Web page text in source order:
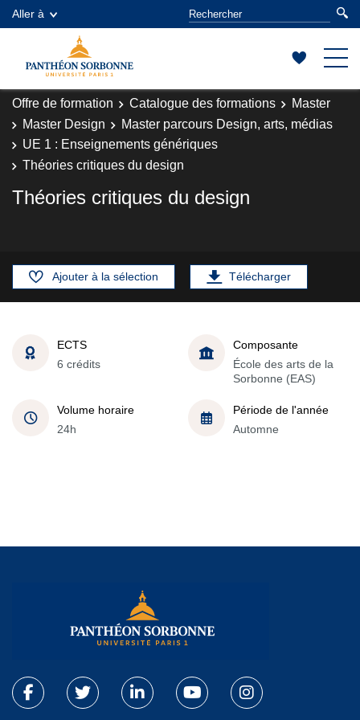
Aller à
Offre de formation Catalogue des formations
Master
Master Design
Master parcours Design, arts, médias
UE 1 : Enseignements génériques
Théories critiques du design
Théories critiques du design
Ajouter à la sélection Télécharger
ECTS
6 crédits
Composante
École des arts de la
Sorbonne (EAS)
Volume horaire
24h
Période de l'année
Automne